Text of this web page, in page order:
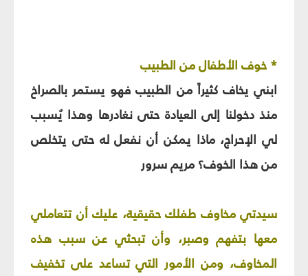
* خوف الأطفال من الطبيب‏
ابني يخاف كثيراً من الطبيب فهو يستمر بالصراخ
منذ دخولنا إلى العيادة حتى نغادرها وهذا يُسبب
لي الإحراج، ماذا يمكن أن نفعل له حتى يتخلص
من هذا الخوف؟ مريم سرور
سيدتي مخاوف طفلك حقيقية، عليك أن تتعاملي
معها بتفهم وصبر، وأن تبحثي عن سبب هذه
المخاوف، ومن الأمور التي تساعد على تخفيف